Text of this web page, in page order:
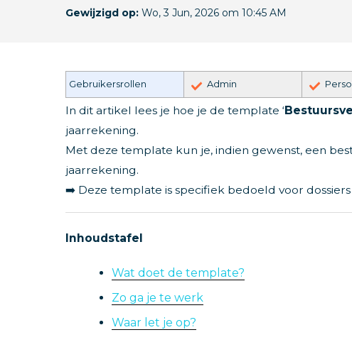
Gewijzigd op: Wo, 3 Jun, 2026 om 10:45 AM
Gebruikersrollen Admin
In dit artikel lees je hoe je de template ‘
jaarrekening.
Met deze template kun je, indien gewenst, een
jaarrekening.
➡️ Deze template is specifiek bedoeld voor
Inhoudstafel
Wat doet de template?
Zo ga je te werk
Waar let je op?